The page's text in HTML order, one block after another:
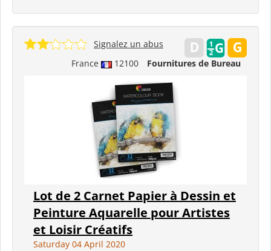
France 12100 Fournitures de Bureau
Signalez un abus
Lot de 2 Carnet Papier à Dessin et
Peinture Aquarelle pour Artistes
et Loisir Créatifs
Saturday 04 April 2020